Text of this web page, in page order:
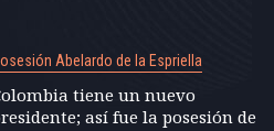
Abelardo de la Espriella
tiene un nuevo
así fue la posesión de